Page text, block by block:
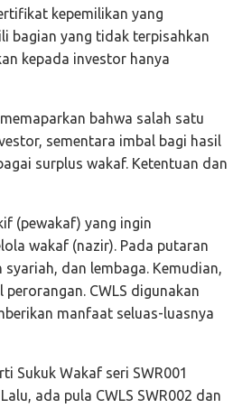
kepemilikan yang
bagian yang tidak terpisahkan
kepada investor hanya
bahwa salah satu
sementara imbal bagi hasil
surplus wakaf. Ketentuan dan
(pewakaf) yang ingin
wakaf (nazir). Pada putaran
dan lembaga. Kemudian,
CWLS digunakan
manfaat seluas-luasnya
Sukuk Wakaf seri SWR001
ada pula CWLS SWR002 dan